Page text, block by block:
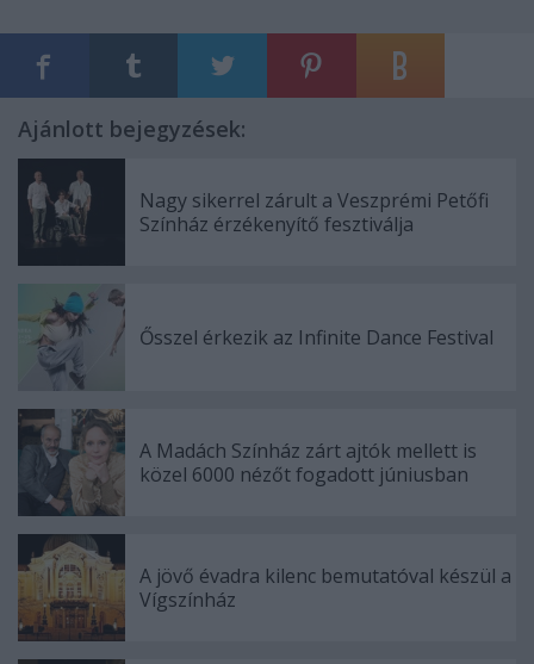
Ajánlott bejegyzések:
Nagy sikerrel zárult a Veszprémi Petőfi
Színház érzékenyítő fesztiválja
Ősszel érkezik az Infinite Dance Festival
A Madách Színház zárt ajtók mellett is
közel 6000 nézőt fogadott júniusban
A jövő évadra kilenc bemutatóval készül a
Vígszínház